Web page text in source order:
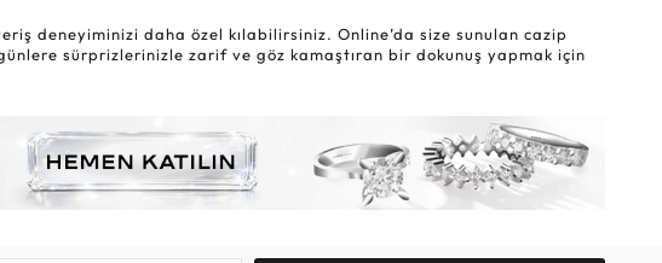
deneyiminizi daha özel kılabilirsiniz. Online’da size sunulan cazip
sürprizlerinizle zarif ve göz kamaştıran bir dokunuş yapmak için